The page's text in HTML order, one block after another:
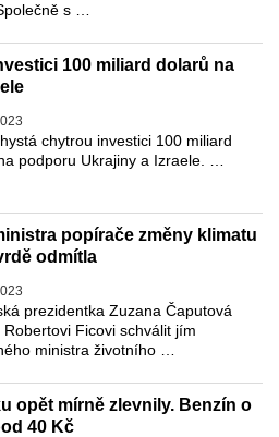
s …
100 miliard dolarů na
chytrou investici 100 miliard
podporu Ukrajiny a Izraele. …
popírače změny klimatu
odmítla
prezidentka Zuzana Čaputová
Ficovi schválit jím
ministra životního …
opět mírně zlevnily. Benzín o
40 Kč